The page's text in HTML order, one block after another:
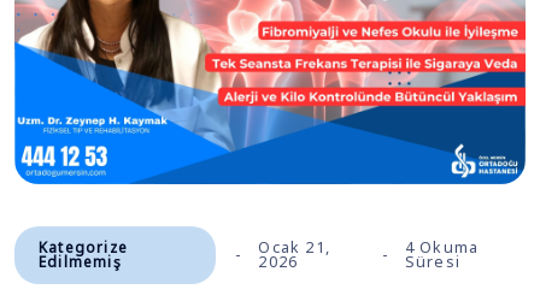
Kategorize
Edilmemiş
Ocak 21,
2026
4 Okuma
Süresi